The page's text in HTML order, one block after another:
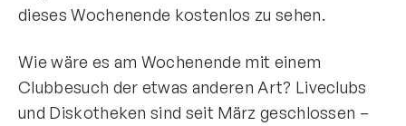
dieses Wochenende kostenlos zu sehen.
Wie wäre es am Wochenende mit einem
Clubbesuch der etwas anderen Art? Liveclubs
und Diskotheken sind seit März geschlossen –